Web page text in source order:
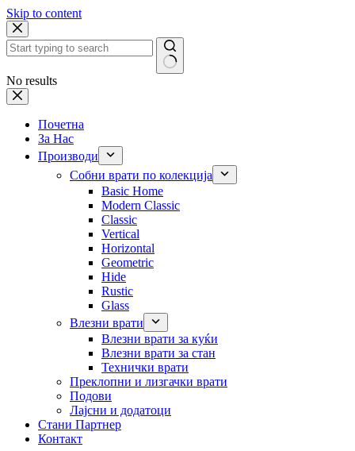
Skip to content
No results
Почетна
За Нас
Производи
Собни врати по колекција
Basic Home
Modern Classic
Classic
Vertical
Horizontal
Geometric
Hide
Rustic
Glass
Влезни врати
Влезни врати за куќи
Влезни врати за стан
Технички врати
Преклопни и лизгачки врати
Подови
Лајсни и додатоци
Стани Партнер
Контакт